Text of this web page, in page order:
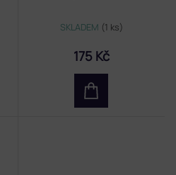
SKLADEM (1 ks)
175 Kč